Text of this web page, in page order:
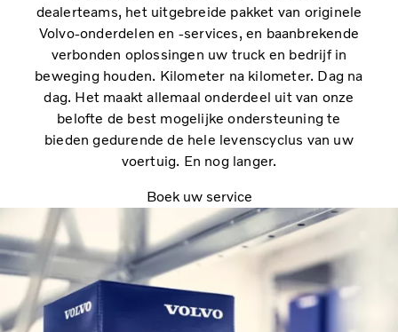
dealerteams, het uitgebreide pakket van originele
Volvo-onderdelen en -services, en baanbrekende
verbonden oplossingen uw truck en bedrijf in
beweging houden. Kilometer na kilometer. Dag na
dag. Het maakt allemaal onderdeel uit van onze
belofte de best mogelijke ondersteuning te
bieden gedurende de hele levenscyclus van uw
voertuig. En nog langer.
Boek uw service